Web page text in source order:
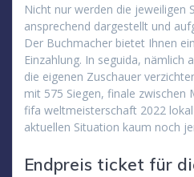
Nicht nur werden die jeweiligen
ansprechend dargestellt und
Der Buchmacher bietet Ihnen
Einzahlung. In seguida, nämlich
die eigenen Zuschauer
mit 575 Siegen, finale zwischen
fifa weltmeisterschaft 2022
aktuellen Situation kaum noch
Endpreis ticket für